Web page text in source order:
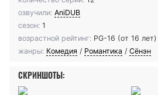
озвучили: AniDUB
сезон: 1
возрастной рейтинг: PG-16 (от 16 лет)
жанры: Комедия / Романтика / Сёнэн
СКРИНШОТЫ: